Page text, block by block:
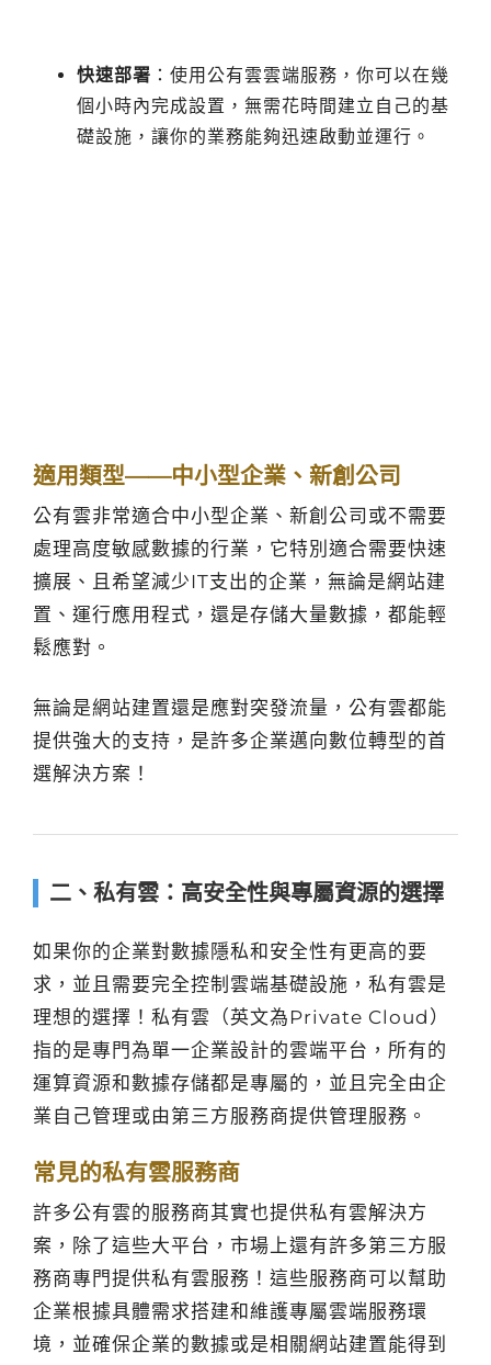
快速部署 ：使用公有雲雲端服務，你可以在幾
個小時內完成設置，無需花時間建立自己的基
礎設施，讓你的業務能夠迅速啟動並運行。
適用類型——中小型企業、新創公司
公有雲非常適合中小型企業、新創公司或不需要
處理高度敏感數據的行業，它特別適合需要快速
擴展、且希望減少IT支出的企業，無論是網站建
置、運行應用程式，還是存儲大量數據，都能輕
鬆應對。
無論是網站建置還是應對突發流量，公有雲都能
提供強大的支持，是許多企業邁向數位轉型的首
選解決方案！
二、私有雲：高安全性與專屬資源的選擇
如果你的企業對數據隱私和安全性有更高的要
求，並且需要完全控制雲端基礎設施，私有雲是
理想的選擇！私有雲（英文為Private Cloud）
指的是專門為單一企業設計的雲端平台，所有的
運算資源和數據存儲都是專屬的，並且完全由企
業自己管理或由第三方服務商提供管理服務。
常見的私有雲服務商
許多公有雲的服務商其實也提供私有雲解決方
案，除了這些大平台，市場上還有許多第三方服
務商專門提供私有雲服務！這些服務商可以幫助
企業根據具體需求搭建和維護專屬雲端服務環
境，並確保企業的數據或是相關網站建置能得到